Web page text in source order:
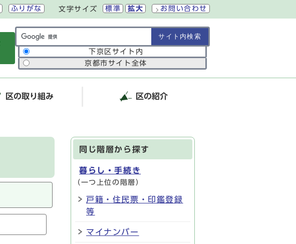
ふりがな 文字サイズ 標準 拡大 お問い合わせ
サイト内検索の範囲
下京区サイト内
京都市サイト全体
区の取り組み 区の紹介
同じ階層から探す
暮らし・手続き
（一つ上位の階層）
戸籍・住民票・印鑑登録
等
マイナンバー